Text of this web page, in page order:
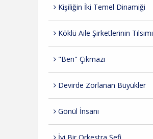
Kişiliğin İki Temel Dinamiği
Köklü Aile Şirketlerinin Tılsımı
"Ben" Çıkmazı
Devirde Zorlanan Büyükler
Gönül İnsanı